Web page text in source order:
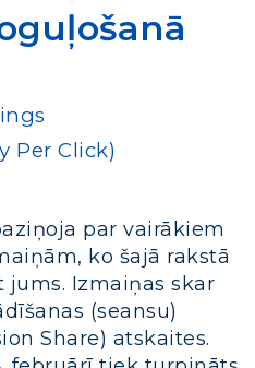
Per Click)
par vairākiem
ko šajā rakstā
Izmaiņas skar
(seansu)
Share) atskaites.